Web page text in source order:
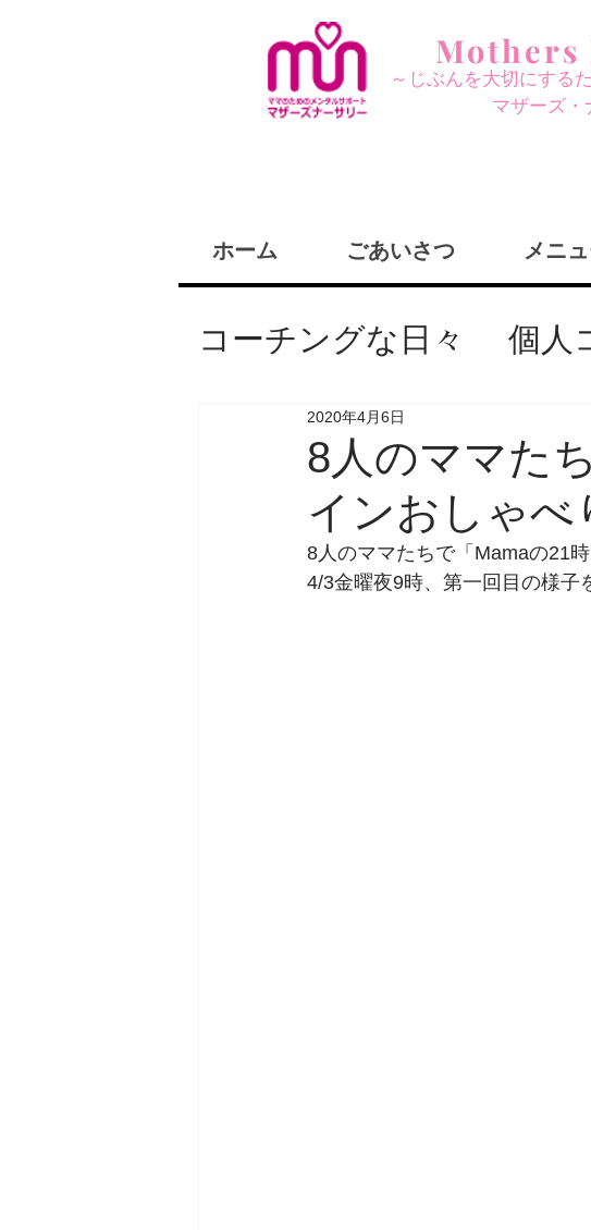
Mothers
～じぶんを大切にする
マザーズ・
ホーム ごあいさつ メニ
コーチングな日々
個人
コーチングって何？
お知らせ
コーチのためのオン
8人のママた
インおしゃべ
2020年4月6日
8人のママたちで「Mamaの21
4/3金曜夜9時、第一回目の様子